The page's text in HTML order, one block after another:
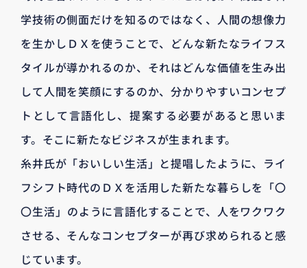
学技術の側面だけを知るのではなく、人間の想像力
を生かしＤＸを使うことで、どんな新たなライフス
タイルが導かれるのか、それはどんな価値を生み出
して人間を笑顔にするのか、分かりやすいコンセプ
トとして言語化し、提案する必要があると思いま
す。そこに新たなビジネスが生まれます。
糸井氏が「おいしい生活」と提唱したように、ライ
フシフト時代のＤＸを活用した新たな暮らしを「〇
〇生活」のように言語化することで、人をワクワク
させる、そんなコンセプターが再び求められると感
じています。